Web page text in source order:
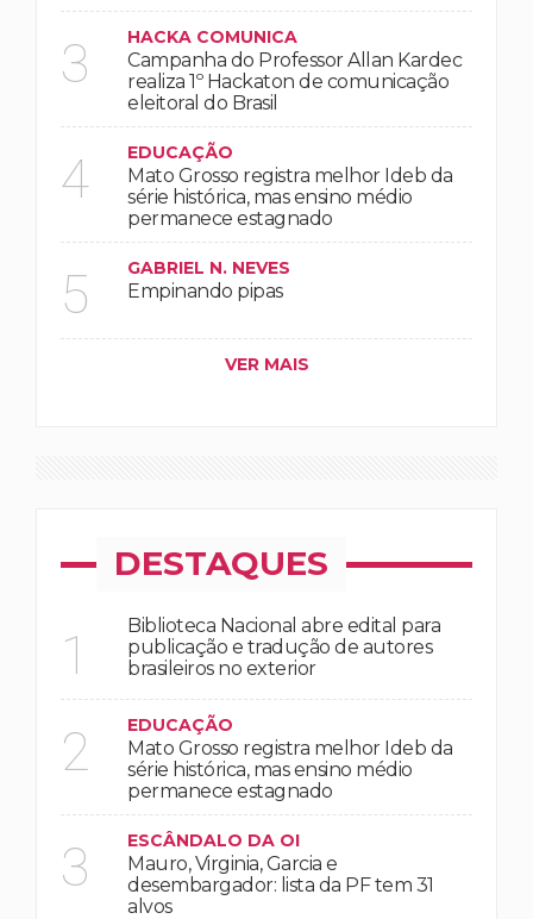
3 HACKA COMUNICA
Campanha do Professor Allan Kardec
realiza 1º Hackaton de comunicação
eleitoral do Brasil
4 EDUCAÇÃO
Mato Grosso registra melhor Ideb da
série histórica, mas ensino médio
permanece estagnado
5 GABRIEL N. NEVES
Empinando pipas
VER MAIS
DESTAQUES
1
Biblioteca Nacional abre edital para
publicação e tradução de autores
brasileiros no exterior
2 EDUCAÇÃO
Mato Grosso registra melhor Ideb da
série histórica, mas ensino médio
permanece estagnado
3 ESCÂNDALO DA OI
Mauro, Virginia, Garcia e
desembargador: lista da PF tem 31
alvos